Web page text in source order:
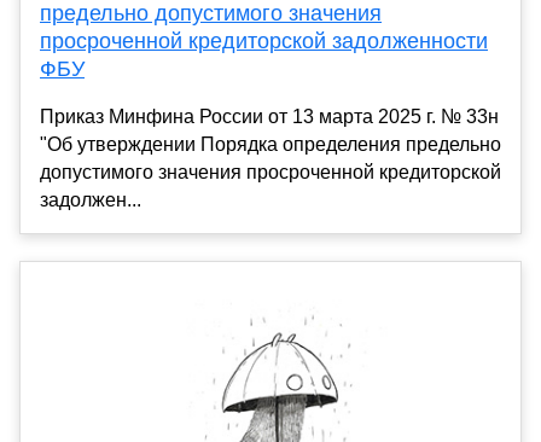
предельно допустимого значения
просроченной кредиторской задолженности
ФБУ
Приказ Минфина России от 13 марта 2025 г. № 33н
"Об утверждении Порядка определения предельно
допустимого значения просроченной кредиторской
задолжен...